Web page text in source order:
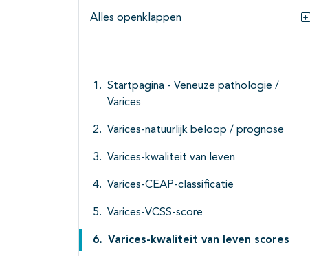
Alles openklappen
Startpagina - Veneuze pathologie /
Varices
Varices-natuurlijk beloop / prognose
Varices-kwaliteit van leven
Varices-CEAP-classificatie
Varices-VCSS-score
Varices-kwaliteit van leven scores